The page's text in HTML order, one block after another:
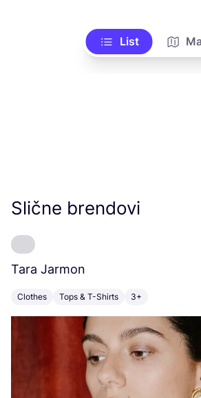
List
Slične brendovi
Tara Jarmon
Clothes Tops & T-Shirts 3+